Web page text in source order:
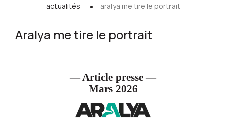
actualités aralya me tire le portrait
Aralya me tire le portrait
— Article presse —
Mars 2026